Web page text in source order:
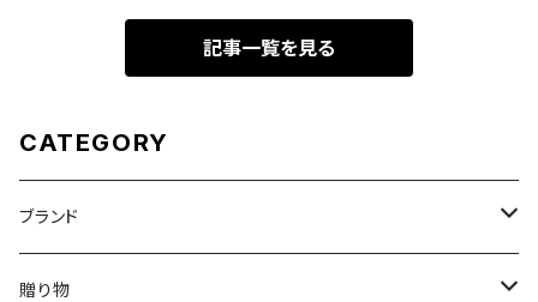
記事一覧を見る
CATEGORY
ブランド
DON'T SLEEP
贈り物